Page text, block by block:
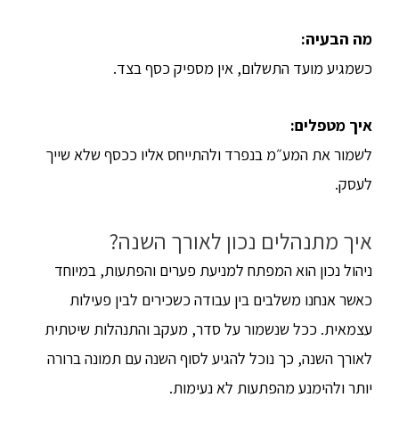
מה הבעיה:
כשמגיע מועד התשלום, אין מספיק כסף בצד.
איך מטפלים:
לשמור את המע״מ בנפרד ולהתייחס אליו ככסף שלא שייך
לעסק.
איך מתנהלים נכון לאורך השנה?
ניהול נכון הוא המפתח למניעת פערים והפתעות, במיוחד
כאשר אנחנו משלבים בין עבודה כשכירים לבין פעילות
עצמאית. ככל שנשמור על סדר, מעקב והתנהלות שיטתית
לאורך השנה, כך נוכל להגיע לסוף השנה עם תמונה ברורה
יותר ולהימנע מהפתעות לא נעימות.